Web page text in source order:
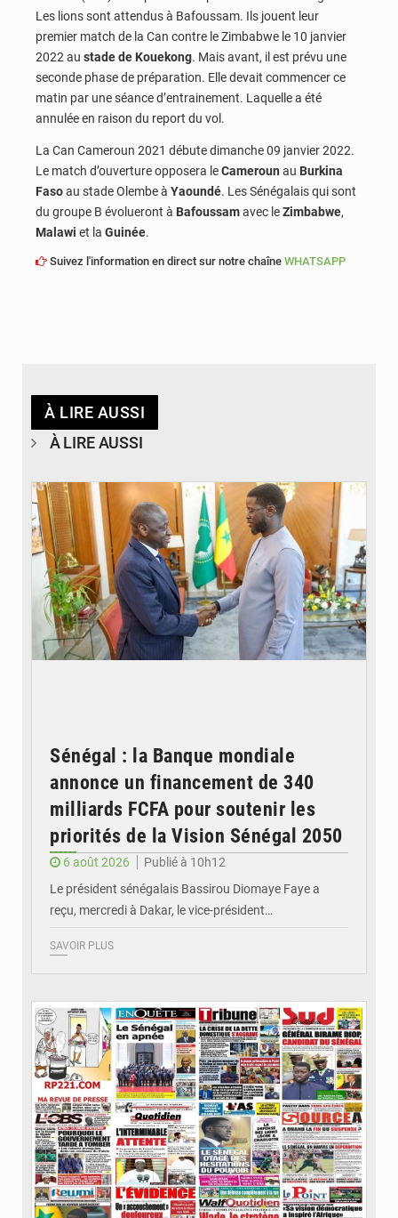
Les lions sont attendus à Bafoussam. Ils jouent leur
premier match de la Can contre le Zimbabwe le 10 janvier
2022 au stade de Kouekong. Mais avant, il est prévu une
seconde phase de préparation. Elle devait commencer ce
matin par une séance d’entrainement. Laquelle a été
annulée en raison du report du vol.
La Can Cameroun 2021 débute dimanche 09 janvier 2022.
Le match d’ouverture opposera leCameroun au Burkina
Fasoau stade Olembe à Yaoundé. Les Sénégalais qui sont
du groupe B évolueront à Bafoussamavec leZimbabwe,
Malawi et la Guinée.
Suivez l'information en direct sur notre chaîne WHATSAPP
À LIRE AUSSI
À LIRE AUSSI
Sénégal : la Banque mondiale
annonce un financement de 340
milliards FCFA pour soutenir les
priorités de la Vision Sénégal 2050
6 août 2026
Publié à 10h12
Le président sénégalais Bassirou Diomaye Faye a
reçu, mercredi à Dakar, le vice-président…
SAVOIR PLUS